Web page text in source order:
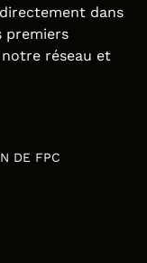
dans
premiers
réseau et
DE FPC